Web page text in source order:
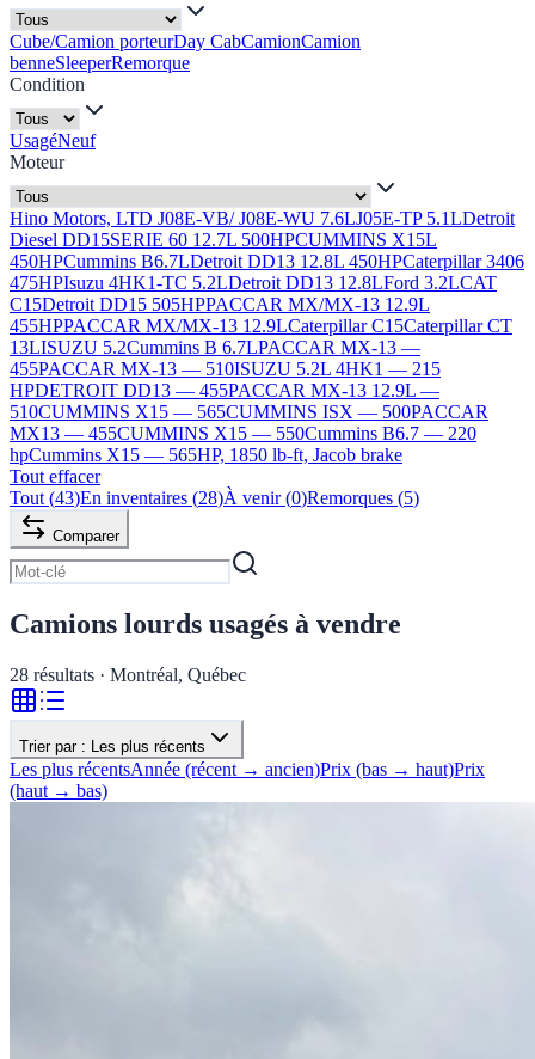
Cube/Camion porteurDay CabCamionCamion
benneSleeperRemorque
Condition
UsagéNeuf
Moteur
Hino Motors, LTD J08E-VB/ J08E-WU 7.6LJ05E-TP 5.1LDetroit
Diesel DD15SERIE 60 12.7L 500HPCUMMINS X15L
450HPCummins B6.7LDetroit DD13 12.8L 450HPCaterpillar 3406
475HPIsuzu 4HK1-TC 5.2LDetroit DD13 12.8LFord 3.2LCAT
C15Detroit DD15 505HPPACCAR MX/MX-13 12.9L
455HPPACCAR MX/MX-13 12.9LCaterpillar C15Caterpillar CT
13LISUZU 5.2Cummins B 6.7LPACCAR MX-13 —
455PACCAR MX-13 — 510ISUZU 5.2L 4HK1 — 215
HPDETROIT DD13 — 455PACCAR MX-13 12.9L —
510CUMMINS X15 — 565CUMMINS ISX — 500PACCAR
MX13 — 455CUMMINS X15 — 550Cummins B6.7 — 220
hpCummins X15 — 565HP, 1850 lb-ft, Jacob brake
Tout effacer
Tout (43)En inventaires (28)À venir (0)Remorques (5)
Comparer
Camions lourds usagés à vendre
28 résultats · Montréal, Québec
Trier par : Les plus récents
Les plus récentsAnnée (récent → ancien)Prix (bas → haut)Prix
(haut → bas)